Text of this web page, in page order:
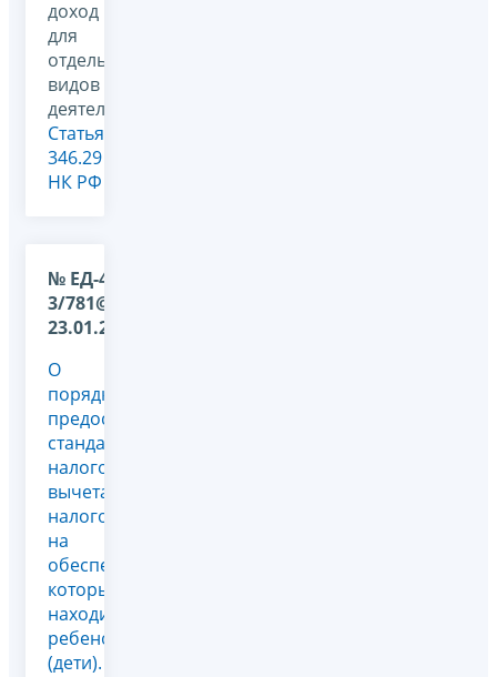
доход
для
отдельных
видов
деятельности,
Статья
346.29
НК РФ
№ ЕД-4-
3/781@ от
23.01.2012
О
порядке
предоставления
стандартного
налогового
вычета
налогоплательщикам,
на
обеспечении
которых
находится
ребенок
(дети).